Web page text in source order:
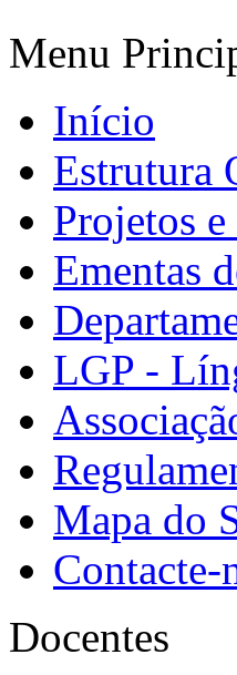
Menu
Início
Estrutura
Projetos
Ementas
LGP -
Mapa do
Contacte-
Docentes